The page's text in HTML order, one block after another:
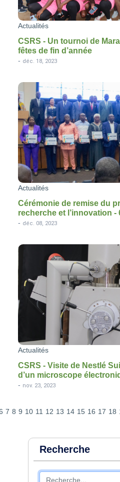
Actualités
CSRS - Un tournoi de
fêtes de fin d’année
- déc. 18, 2023
Actualités
Cérémonie de remise du
recherche et l’innovation -
- déc. 08, 2023
Actualités
CSRS - Visite de Nestlé
d’un microscope
- nov. 23, 2023
7 8 9 10 11 12 13 14 15 16 17 18
Recherche